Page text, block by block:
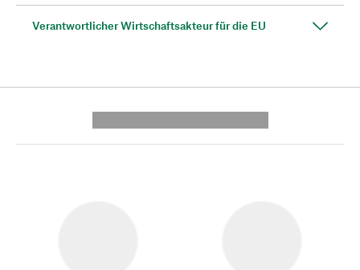
Verantwortlicher Wirtschaftsakteur für die EU